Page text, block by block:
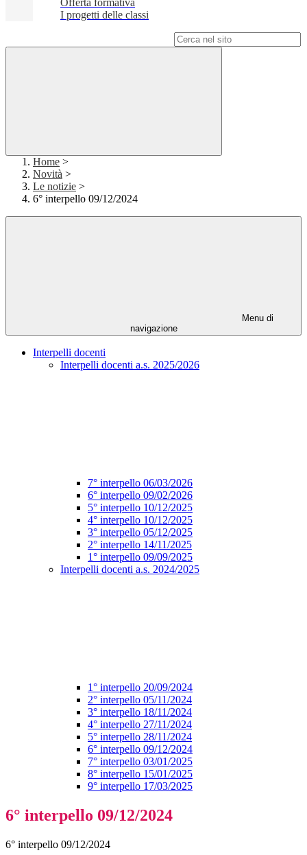
Offerta formativa
I progetti delle classi
Home >
Novità >
Le notizie >
6° interpello 09/12/2024
Menu di
navigazione
Interpelli docenti
Interpelli docenti a.s. 2025/2026
7° interpello 06/03/2026
6° interpello 09/02/2026
5° interpello 10/12/2025
4° interpello 10/12/2025
3° interpello 05/12/2025
2° interpello 14/11/2025
1° interpello 09/09/2025
Interpelli docenti a.s. 2024/2025
1° interpello 20/09/2024
2° interpello 05/11/2024
3° interpello 18/11/2024
4° interpello 27/11/2024
5° interpello 28/11/2024
6° interpello 09/12/2024
7° interpello 03/01/2025
8° interpello 15/01/2025
9° interpello 17/03/2025
6° interpello 09/12/2024
6° interpello 09/12/2024